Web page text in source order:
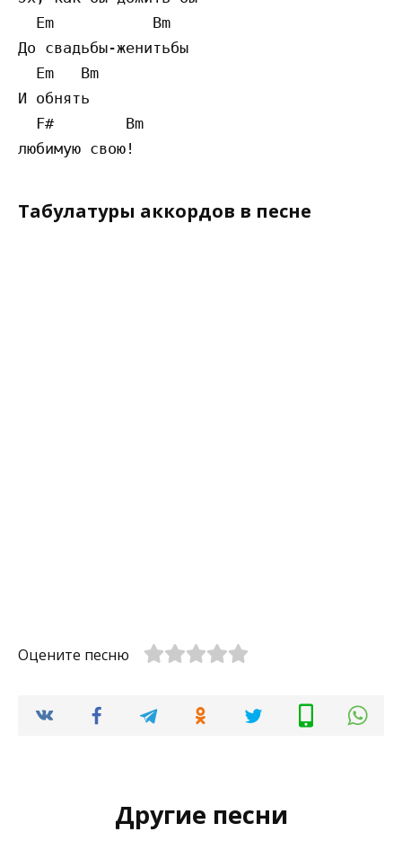
  Em           Bm
До свадьбы-женитьбы
  Em   Bm
И обнять
  F#        Bm
Табулатуры аккордов в песне
Оцените песню
Другие песни